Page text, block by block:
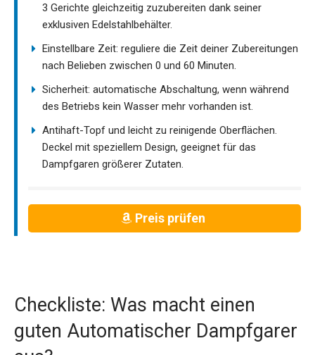
3 Gerichte gleichzeitig zuzubereiten dank seiner
exklusiven Edelstahlbehälter.
Einstellbare Zeit: reguliere die Zeit deiner Zubereitungen
nach Belieben zwischen 0 und 60 Minuten.
Sicherheit: automatische Abschaltung, wenn während
des Betriebs kein Wasser mehr vorhanden ist.
Antihaft-Topf und leicht zu reinigende Oberflächen.
Deckel mit speziellem Design, geeignet für das
Dampfgaren größerer Zutaten.
Preis prüfen
Checkliste: Was macht einen
guten Automatischer Dampfgarer